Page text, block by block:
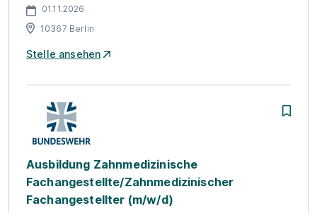
01.11.2026
10367 Berlin
Stelle ansehen
Ausbildung Zahnmedizinische
Fachangestellte/Zahnmedizinischer
Fachangestellter (m/w/d)